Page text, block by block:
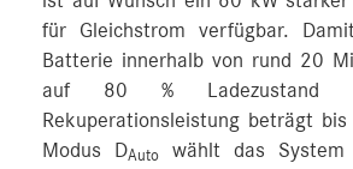
für Gleichstrom verfügbar.
Batterie innerhalb von rund 20
auf 80 % Ladezustand
Rekuperationsleistung beträgt
Modus DAuto
wählt das